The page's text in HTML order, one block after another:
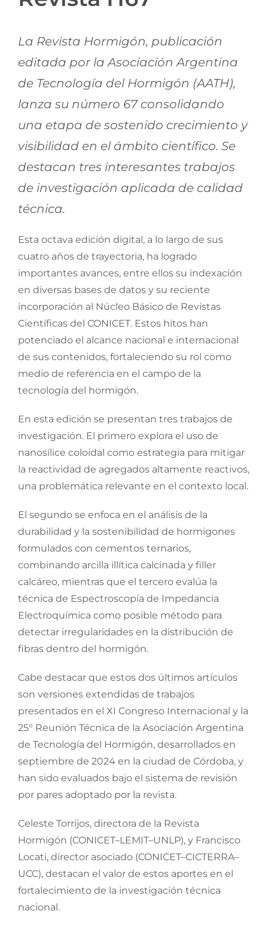
Premios y concursos
Socios
Contacto
La Revista Hormigón, publicación
editada por la Asociación Argentina
de Tecnología del Hormigón (AATH),
lanza su número 67 consolidando
una etapa de sostenido crecimiento y
visibilidad en el ámbito científico. Se
destacan tres interesantes trabajos
de investigación aplicada de calidad
técnica.
Esta octava edición digital, a lo largo de sus
cuatro años de trayectoria, ha logrado
importantes avances, entre ellos su indexación
en diversas bases de datos y su reciente
incorporación al Núcleo Básico de Revistas
Científicas del CONICET. Estos hitos han
potenciado el alcance nacional e internacional
de sus contenidos, fortaleciendo su rol como
medio de referencia en el campo de la
tecnología del hormigón.
En esta edición se presentan tres trabajos de
investigación. El primero explora el uso de
nanosílice coloidal como estrategia para mitigar
la reactividad de agregados altamente reactivos,
una problemática relevante en el contexto local.
El segundo se enfoca en el análisis de la
durabilidad y la sostenibilidad de hormigones
formulados con cementos ternarios,
combinando arcilla illítica calcinada y filler
calcáreo, mientras que el tercero evalúa la
técnica de Espectroscopía de Impedancia
Electroquímica como posible método para
detectar irregularidades en la distribución de
fibras dentro del hormigón.
Cabe destacar que estos dos últimos artículos
son versiones extendidas de trabajos
presentados en el XI Congreso Internacional y la
25° Reunión Técnica de la Asociación Argentina
de Tecnología del Hormigón, desarrollados en
septiembre de 2024 en la ciudad de Córdoba, y
han sido evaluados bajo el sistema de revisión
por pares adoptado por la revista.
Celeste Torrijos, directora de la Revista
Hormigón (CONICET–LEMIT–UNLP), y Francisco
Locati, director asociado (CONICET–CICTERRA–
UCC), destacan el valor de estos aportes en el
fortalecimiento de la investigación técnica
nacional.